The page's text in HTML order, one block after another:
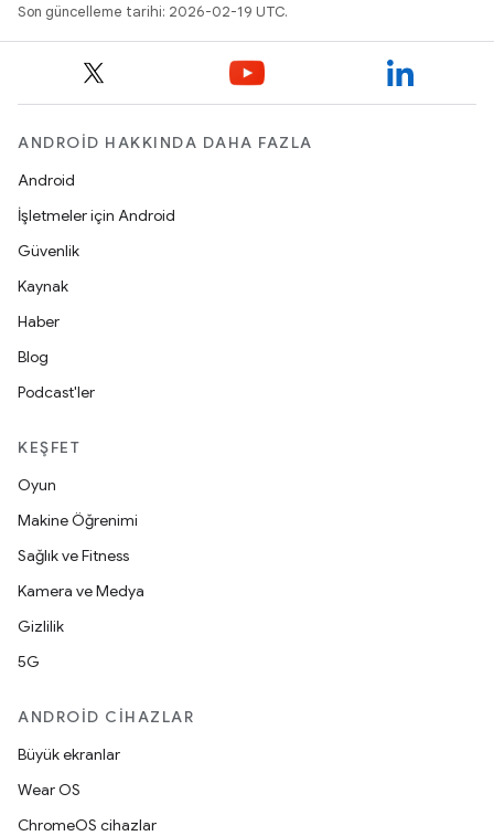
Son güncelleme tarihi: 2026-02-19 UTC.
ANDROID HAKKINDA DAHA FAZLA
Android
İşletmeler için Android
Güvenlik
Kaynak
Haber
Blog
Podcast'ler
KEŞFET
Oyun
Makine Öğrenimi
Sağlık ve Fitness
Kamera ve Medya
Gizlilik
5G
ANDROID CIHAZLAR
Büyük ekranlar
Wear OS
ChromeOS cihazlar